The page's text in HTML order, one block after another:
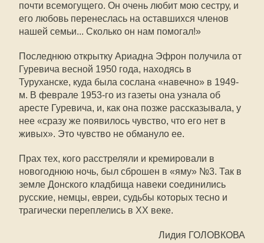
почти всемогущего. Он очень любит мою сестру, и
его любовь перенеслась на оставшихся членов
нашей семьи... Сколько он нам помогал!»
Последнюю открытку Ариадна Эфрон получила от
Гуревича весной 1950 года, находясь в
Туруханске, куда была сослана «навечно» в 1949-
м. В феврале 1953-го из газеты она узнала об
аресте Гуревича, и, как она позже рассказывала, у
нее «сразу же появилось чувство, что его нет в
живых». Это чувство не обмануло ее.
Прах тех, кого расстреляли и кремировали в
новогоднюю ночь, был сброшен в «яму» №3. Так в
земле Донского кладбища навеки соединились
русские, немцы, евреи, судьбы которых тесно и
трагически переплелись в ХХ веке.
Лидия ГОЛОВКОВА